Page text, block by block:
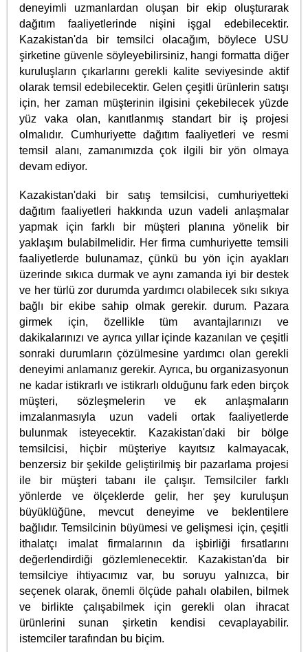
deneyimli uzmanlardan oluşan bir ekip oluşturarak
dağıtım faaliyetlerinde nişini işgal edebilecektir.
Kazakistan'da bir temsilci olacağım, böylece USU
şirketine güvenle söyleyebilirsiniz, hangi formatta diğer
kuruluşların çıkarlarını gerekli kalite seviyesinde aktif
olarak temsil edebilecektir. Gelen çeşitli ürünlerin satışı
için, her zaman müşterinin ilgisini çekebilecek yüzde
yüz vaka olan, kanıtlanmış standart bir iş projesi
olmalıdır. Cumhuriyette dağıtım faaliyetleri ve resmi
temsil alanı, zamanımızda çok ilgili bir yön olmaya
devam ediyor.
Kazakistan'daki bir satış temsilcisi, cumhuriyetteki
dağıtım faaliyetleri hakkında uzun vadeli anlaşmalar
yapmak için farklı bir müşteri planına yönelik bir
yaklaşım bulabilmelidir. Her firma cumhuriyette temsili
faaliyetlerde bulunamaz, çünkü bu yön için ayakları
üzerinde sıkıca durmak ve aynı zamanda iyi bir destek
ve her türlü zor durumda yardımcı olabilecek sıkı sıkıya
bağlı bir ekibe sahip olmak gerekir. durum. Pazara
girmek için, özellikle tüm avantajlarınızı ve
dakikalarınızı ve ayrıca yıllar içinde kazanılan ve çeşitli
sonraki durumların çözülmesine yardımcı olan gerekli
deneyimi anlamanız gerekir. Ayrıca, bu organizasyonun
ne kadar istikrarlı ve istikrarlı olduğunu fark eden birçok
müşteri, sözleşmelerin ve ek anlaşmaların
imzalanmasıyla uzun vadeli ortak faaliyetlerde
bulunmak isteyecektir. Kazakistan'daki bir bölge
temsilcisi, hiçbir müşteriye kayıtsız kalmayacak,
benzersiz bir şekilde geliştirilmiş bir pazarlama projesi
ile bir müşteri tabanı ile çalışır. Temsilciler farklı
yönlerde ve ölçeklerde gelir, her şey kuruluşun
büyüklüğüne, mevcut deneyime ve beklentilere
bağlıdır. Temsilcinin büyümesi ve gelişmesi için, çeşitli
ithalatçı imalat firmalarının da işbirliği fırsatlarını
değerlendirdiği gözlemlenecektir. Kazakistan'da bir
temsilciye ihtiyacımız var, bu soruyu yalnızca, bir
seçenek olarak, önemli ölçüde pahalı olabilen, bilmek
ve birlikte çalışabilmek için gerekli olan ihracat
ürünlerini sunan şirketin kendisi cevaplayabilir.
istemciler tarafından bu biçim.